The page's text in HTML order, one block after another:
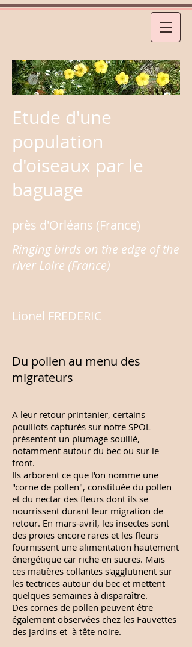
Lionel FREDERIC
Du pollen au menu des
migrateurs
A leur retour printanier, certains
pouillots capturés sur notre SPOL
présentent un plumage souillé,
notamment autour du bec ou sur le
front.
Ils arborent ce que l'on nomme une
"corne de pollen", constituée du pollen
et du nectar des fleurs dont ils se
nourrissent durant leur migration de
retour. En mars-avril, les insectes sont
des proies encore rares et les fleurs
fournissent une alimentation hautement
énergétique car riche en sucres. Mais
ces matières collantes s'agglutinent sur
les tectrices autour du bec et mettent
quelques semaines à disparaître.
Des cornes de pollen peuvent être
également observées chez les Fauvettes
des jardins et à tête noire.
Ringing birds on the edge of the
river Loire (France)
près d'Orléans (France)
Etude d'une
population
d'oiseaux par le
baguage